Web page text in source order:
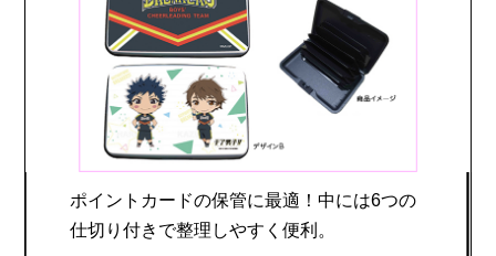
ポイントカードの保管に最適！中には6つの
仕切り付きで整理しやすく便利。